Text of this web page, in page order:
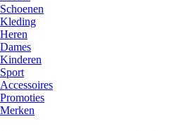
Schoenen
Kleding
Heren
Dames
Kinderen
Sport
Accessoires
Promoties
Merken